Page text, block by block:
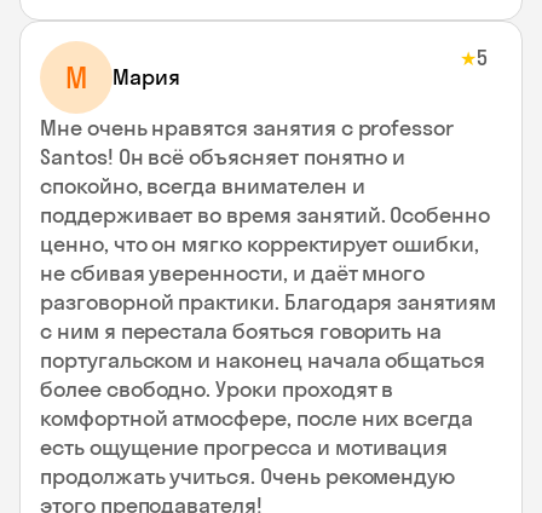
М Мария
★5
Мне очень нравятся занятия с professor
Santos! Он всё объясняет понятно и
спокойно, всегда внимателен и
поддерживает во время занятий. Особенно
ценно, что он мягко корректирует ошибки,
не сбивая уверенности, и даёт много
разговорной практики. Благодаря занятиям
с ним я перестала бояться говорить на
португальском и наконец начала общаться
более свободно. Уроки проходят в
комфортной атмосфере, после них всегда
есть ощущение прогресса и мотивация
продолжать учиться. Очень рекомендую
этого преподавателя!